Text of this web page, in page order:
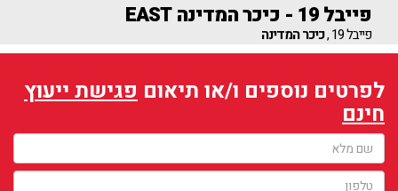
פייבל 19 - כיכר המדינה EAST
פייבל 19 , כיכר המדינה
לפרטים נוספים ו/או תיאום פגישת ייעוץ
חינם